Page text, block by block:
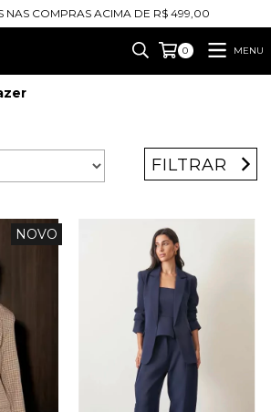
NAS COMPRAS ACIMA DE R$ 499,00
0 MENU
FILTRAR
NOVO